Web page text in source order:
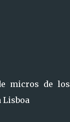
micros de los
Lisboa